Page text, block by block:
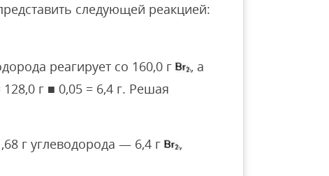
следующей реакцией:
реагирует со 160,0 г
, а
г ■ 0,05 = 6,4 г. Решая
г углеводорода — 6,4 г ,